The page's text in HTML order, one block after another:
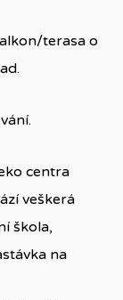
terasa o
centra
veškerá
škola,
na